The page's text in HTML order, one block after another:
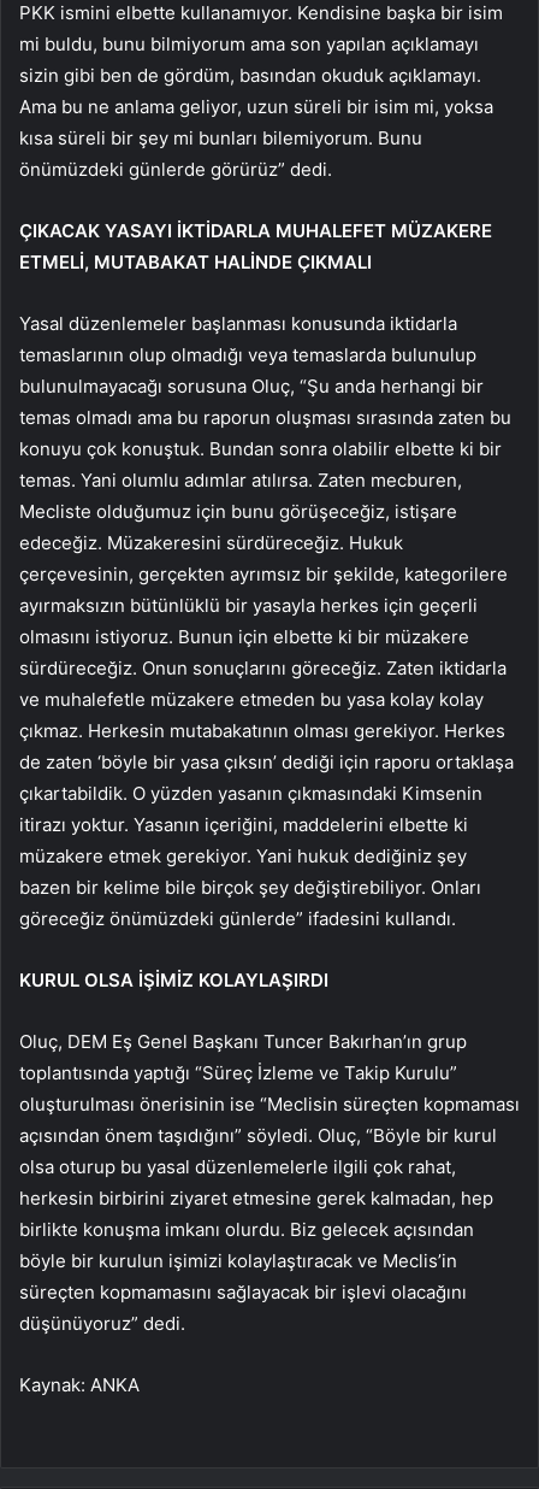
PKK ismini elbette kullanamıyor. Kendisine başka bir isim
mi buldu, bunu bilmiyorum ama son yapılan açıklamayı
sizin gibi ben de gördüm, basından okuduk açıklamayı.
Ama bu ne anlama geliyor, uzun süreli bir isim mi, yoksa
kısa süreli bir şey mi bunları bilemiyorum. Bunu
önümüzdeki günlerde görürüz” dedi.
ÇIKACAK YASAYI İKTİDARLA MUHALEFET MÜZAKERE
ETMELİ, MUTABAKAT HALİNDE ÇIKMALI
Yasal düzenlemeler başlanması konusunda iktidarla
temaslarının olup olmadığı veya temaslarda bulunulup
bulunulmayacağı sorusuna Oluç, “Şu anda herhangi bir
temas olmadı ama bu raporun oluşması sırasında zaten bu
konuyu çok konuştuk. Bundan sonra olabilir elbette ki bir
temas. Yani olumlu adımlar atılırsa. Zaten mecburen,
Mecliste olduğumuz için bunu görüşeceğiz, istişare
edeceğiz. Müzakeresini sürdüreceğiz. Hukuk
çerçevesinin, gerçekten ayrımsız bir şekilde, kategorilere
ayırmaksızın bütünlüklü bir yasayla herkes için geçerli
olmasını istiyoruz. Bunun için elbette ki bir müzakere
sürdüreceğiz. Onun sonuçlarını göreceğiz. Zaten iktidarla
ve muhalefetle müzakere etmeden bu yasa kolay kolay
çıkmaz. Herkesin mutabakatının olması gerekiyor. Herkes
de zaten ‘böyle bir yasa çıksın’ dediği için raporu ortaklaşa
çıkartabildik. O yüzden yasanın çıkmasındaki Kimsenin
itirazı yoktur. Yasanın içeriğini, maddelerini elbette ki
müzakere etmek gerekiyor. Yani hukuk dediğiniz şey
bazen bir kelime bile birçok şey değiştirebiliyor. Onları
göreceğiz önümüzdeki günlerde” ifadesini kullandı.
KURUL OLSA İŞİMİZ KOLAYLAŞIRDI
Oluç, DEM Eş Genel Başkanı Tuncer Bakırhan’ın grup
toplantısında yaptığı “Süreç İzleme ve Takip Kurulu”
oluşturulması önerisinin ise “Meclisin süreçten kopmaması
açısından önem taşıdığını” söyledi. Oluç, “Böyle bir kurul
olsa oturup bu yasal düzenlemelerle ilgili çok rahat,
herkesin birbirini ziyaret etmesine gerek kalmadan, hep
birlikte konuşma imkanı olurdu. Biz gelecek açısından
böyle bir kurulun işimizi kolaylaştıracak ve Meclis’in
süreçten kopmamasını sağlayacak bir işlevi olacağını
düşünüyoruz” dedi.
Kaynak: ANKA